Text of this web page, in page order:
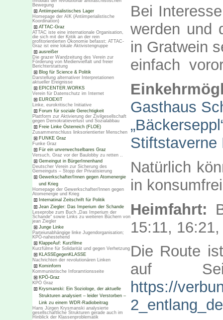
Bewegung
Antiimperialistisches Lager
Homepage der AIK (Antiimperialistische
Koordination)
ATTAC-Graz
ATTAC iste eine internationale Organisation,
die sich mit der Kritik an der rein
profitorientierten Ökonomie befasst; ATTAC-
Graz ist eine lokale Aktivistengruppe
ausreißer
Die grazer Wandzeitung des Verein zur
Förderung von Medienvielfalt und freier
Berichterstattung
Blog für Science & Politik
Darstellung alternativer Interpretationen
aktueller Ereignisse
EPICENTER.WORKS
Verein für Datenschutz im Internet
EUROEXIT
Linke, eurokritische Initiative
Forum für soziale Gerechtigkeit
Plattform zur Aktivierung der Zivilgesellschaft
gegen Demokratieverlust und Sozialabbau
Freie Linke Österreich (FLOE)
Zusammenschluss linksorientierter Menschen
FUNKE Graz
Funke Graz
Für ein unverwechselbares Graz
Versuch, Graz vor der Baulobby zu retten ..
Gemeingut in BürgerInnenhand
Deutscher Verein zur Sicherung des
Gemeinguts – Stopp der Privatisierung
Gewerkschafter/Innen gegen Atomenergie
und Krieg
Homepage der Gewerkschafter/Innen gegen
Atomenergie und Krieg
Internatinal Zeitschrift für Politik
Jean Ziegler: Das Imperium der Schande
Leseprobe zum Buch „Das Imperium der
Schande“ sowie Links zu weiteren Büchern von
jean Ziegler
Junge Linke
Parteiunabhängige linke Jugendorganisation;
KPÖ-nahestehend
KlappeAuf: Kurzfilme
Kurzfülme für Solidarität und gegen Verhetzung
KLASSEgegenKLASSE
Nachrichten der revolutionären Linken
Kominform
Kommunistische Inforamtionsseite
KPÖ-Graz
KPÖ Graz
Krysmanski: Ein Soziologe, der aktuelle
Strukturen analysiert – leider Verstorben –
Link zu einem WDR-Radiobeitrag
Hans Jürgen Krysmanski analysierte
gesellschaftliche Strukturen gerade auch im
Hinblick der Klassenproblematik
Bei
werden und
in Gratwein
einfach
Gasthaus
Stiftstaverne
Natürlich
in
Heimfahrt:
15:11,
Die Route
auf
https://